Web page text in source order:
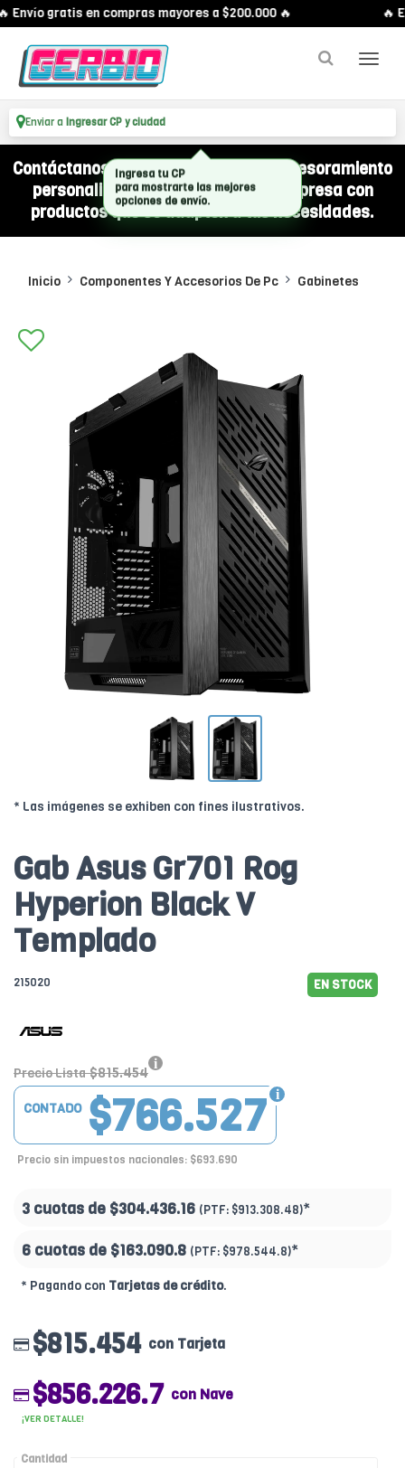
Envío gratis en compras mayores a $200.000 🔥 🔥
Enviar a Ingresar CP y ciudad
Contáctanos por WhatsApp y recibí asesoramiento
personalizado para equipar a tu empresa con
productos que se adapten a tus necesidades.
Inicio Componentes Y Accesorios De Pc Gabinetes
* Las imágenes se exhiben con fines ilustrativos.
Gab Asus Gr701 Rog
Hyperion Black V
Templado
215020 EN STOCK
Precio Lista $815.454
$766.527
CONTADO
Precio sin impuestos nacionales: $693.690
3 cuotas de $304.436.16 (PTF: $913.308.48)*
6 cuotas de $163.090.8 (PTF: $978.544.8)*
* Pagando con Tarjetas de crédito.
$815.454 con Tarjeta
$856.226.7 con Nave
¡VER DETALLE!
Cantidad